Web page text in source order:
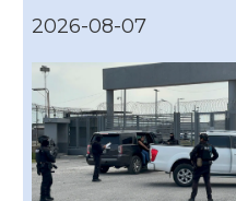
2026-08-07